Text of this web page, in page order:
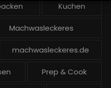
Kuchen
Machwasleckeres
machwasleckeres.de
Prep & Cook